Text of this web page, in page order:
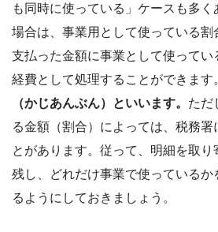
も同時に使っている」ケースも多
場合は、事業用として使っている割
支払った金額に事業として使ってい
経費として処理することができます
（かじあんぶん）といいます。 ただ
る金額（割合）によっては、税務署
とがあります。従って、明細を取
残し、どれだけ事業で使っているか
るようにしておきましょう。